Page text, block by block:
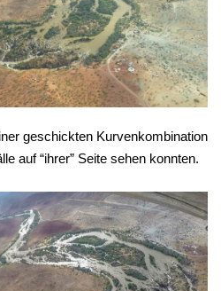
geschickten Kurvenkombination
auf “ihrer” Seite sehen konnten.